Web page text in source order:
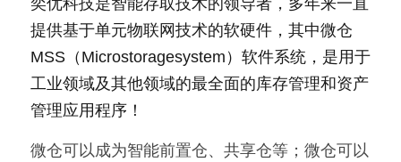
奕优科技是智能存取技术的领导者，多年来一直
提供基于单元物联网技术的软硬件，其中微仓
MSS（Microstoragesystem）软件系统，是用于
工业领域及其他领域的最全面的库存管理和资产
管理应用程序！
微仓可以成为智能前置仓、共享仓等；微仓可以